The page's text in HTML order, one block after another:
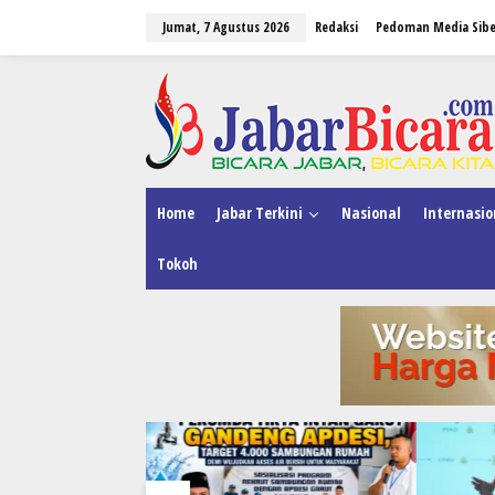
Jumat, 7 Agustus 2026 Redaksi Pedoman Media
Home Jabar Terkini Nasional
Tokoh